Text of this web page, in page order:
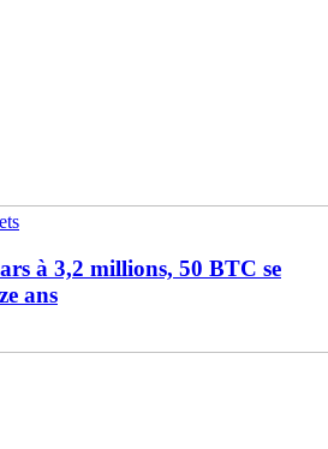
à 3,2 millions, 50 BTC se
ans